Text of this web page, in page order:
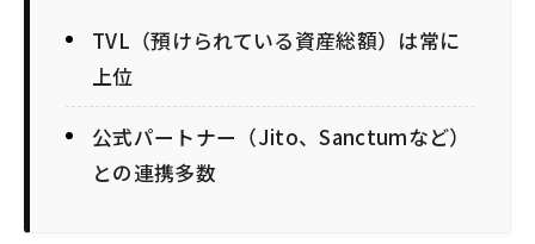
TVL（預けられている資産総額）は常に
上位
公式パートナー（Jito、Sanctumなど）
との連携多数